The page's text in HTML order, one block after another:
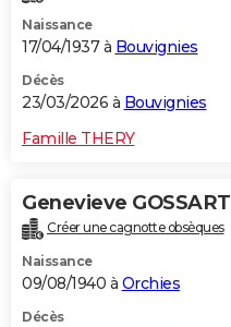
Destinations
City break
Voyage nature
Voyage de noces
Forum
Climat
+PHOTO
GUIDES D'ACHAT
Carte de Noël
Carte Bonne année
Carte Saint-Valentin
Carte Pâques
Carte d'anniversaire
DICTIONNAIRE
Dictionnaire
Biographies
Citations
Expressions
Proverbes
PROGRAMME TV
Naissance
17/04/1937 à Bouvignies
Décès
23/03/2026 à Bouvignies
Famille THERY
Genevieve GOSSART
Créer une cagnotte obsèques
Naissance
09/08/1940 à Orchies
Décès